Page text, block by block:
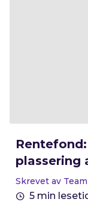
plassering
Skrevet av
5 min